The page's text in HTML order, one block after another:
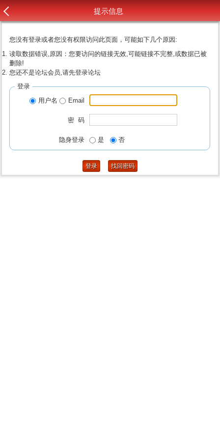
提示信息
您没有登录或者您没有权限访问此页面，可能如下几个原因:
读取数据错误,原因：您要访问的链接无效,可能链接不完整,或数据已被
删除!
您还不是论坛会员,请先登录论坛
登录
用户名
Email
密 码
隐身登录 是 否